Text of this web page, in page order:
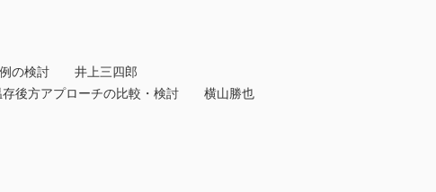
例の検討 井上三四郎
存後方アプローチの比較・検討 横山勝也